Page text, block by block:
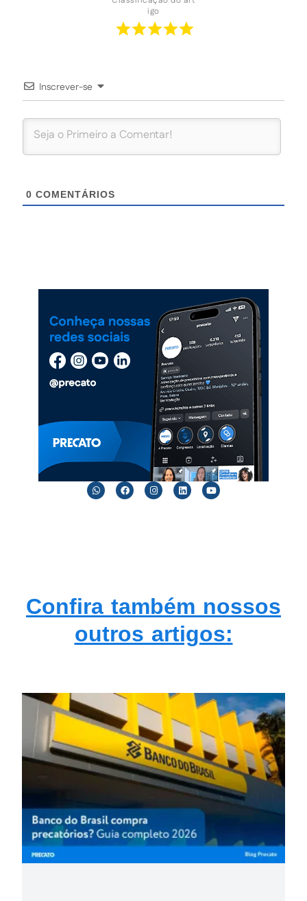
igo
Inscrever-se
0 COMENTÁRIOS
Confira também nossos
outros artigos: